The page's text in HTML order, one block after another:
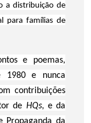
a distribuição de
para famílias de
e poemas,
1980 e nunca
contribuições
de HQs, e da